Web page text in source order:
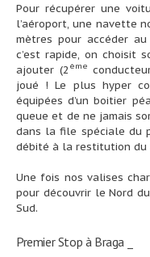
Pour récupérer une
l’aéroport, une navette
mètres pour accéder
c’est rapide, on choisit
ajouter (2 ème
joué ! Le plus hyper
équipées d’un boitier
queue et de ne jamais
dans la file spéciale du
débité à la restitution du
Une fois nos valises
pour découvrir le Nord
Sud.
Premier Stop à Braga _